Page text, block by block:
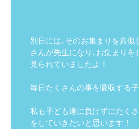
別日には､そのお集まりを真似
さんが先生になり､お集まりを
見られていましたよ！
毎日たくさんの事を吸収する子
私も子ども達に負けずにたく
をしていきたいと思います！